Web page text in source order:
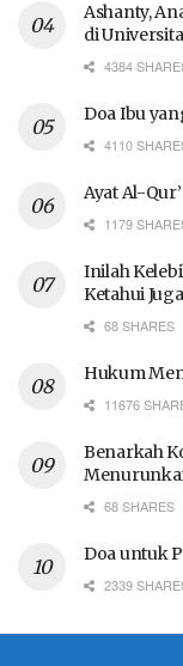
Ashanty,
di
4384
Doa Ibu
4110
Ayat Al-
1179
Inilah
Ketahui
68 SHARES
Hukum
11676
Benarkah
68 SHARES
Doa untuk
2339